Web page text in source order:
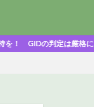
定は厳格に！